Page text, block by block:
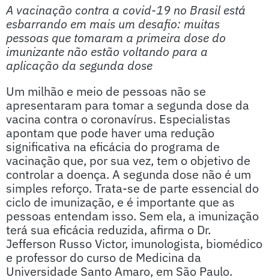
A vacinação contra a covid-19 no Brasil está
esbarrando em mais um desafio: muitas
pessoas que tomaram a primeira dose do
imunizante não estão voltando para a
aplicação da segunda dose
Um milhão e meio de pessoas não se
apresentaram para tomar a segunda dose da
vacina contra o coronavírus. Especialistas
apontam que pode haver uma redução
significativa na eficácia do programa de
vacinação que, por sua vez, tem o objetivo de
controlar a doença. A segunda dose não é um
simples reforço. Trata-se de parte essencial do
ciclo de imunização, e é importante que as
pessoas entendam isso. Sem ela, a imunização
terá sua eficácia reduzida, afirma o Dr.
Jefferson Russo Victor, imunologista, biomédico
e professor do curso de Medicina da
Universidade Santo Amaro, em São Paulo.